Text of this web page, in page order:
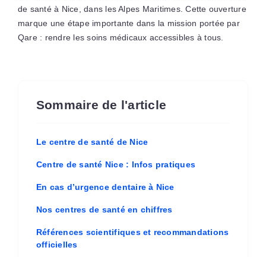
de santé à Nice, dans les Alpes Maritimes. Cette ouverture
marque une étape importante dans la mission portée par
Qare : rendre les soins médicaux accessibles à tous.
Sommaire de l'article
Le centre de santé de Nice
Centre de santé Nice : Infos pratiques
En cas d’urgence dentaire à Nice
Nos centres de santé en chiffres
Références scientifiques et recommandations
officielles